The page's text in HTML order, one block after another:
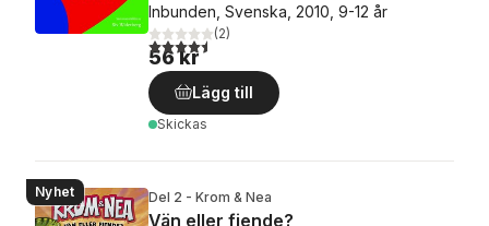
Inbunden, Svenska, 2010, 9-12 år
4,5utav 5 stjärnor. Totalt antal röster:
(2)
56 kr
Lägg till
Skickas
Nyhet Del 2 - Krom & Nea
Vän eller fiende?